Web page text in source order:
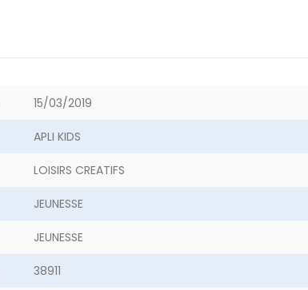
15/03/2019
APLI KIDS
LOISIRS CREATIFS
JEUNESSE
JEUNESSE
38911